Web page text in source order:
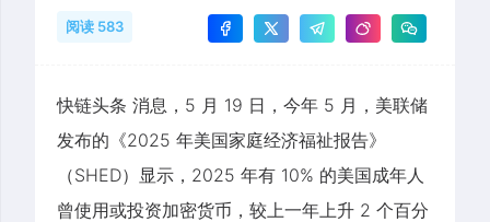
阅读 583
快链头条 消息，5 月 19 日，今年 5 月，美联储
发布的《2025 年美国家庭经济福祉报告》
（SHED）显示，2025 年有 10% 的美国成年人
曾使用或投资加密货币，较上一年上升 2 个百分